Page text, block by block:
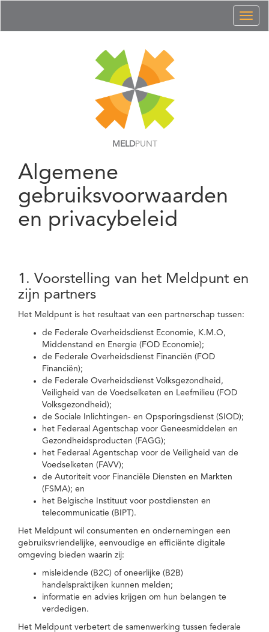
MELDPUNT
Algemene
gebruiksvoorwaarden
en privacybeleid
1. Voorstelling van het Meldpunt en
zijn partners
Het Meldpunt is het resultaat van een partnerschap tussen:
de Federale Overheidsdienst Economie, K.M.O,
Middenstand en Energie (FOD Economie);
de Federale Overheidsdienst Financiën (FOD
Financiën);
de Federale Overheidsdienst Volksgezondheid,
Veiligheid van de Voedselketen en Leefmilieu (FOD
Volksgezondheid);
de Sociale Inlichtingen- en Opsporingsdienst (SIOD);
het Federaal Agentschap voor Geneesmiddelen en
Gezondheidsproducten (FAGG);
het Federaal Agentschap voor de Veiligheid van de
Voedselketen (FAVV);
de Autoriteit voor Financiële Diensten en Markten
(FSMA); en
het Belgische Instituut voor postdiensten en
telecommunicatie (BIPT).
Het Meldpunt wil consumenten en ondernemingen een
gebruiksvriendelijke, eenvoudige en efficiënte digitale
omgeving bieden waarin zij:
misleidende (B2C) of oneerlijke (B2B)
handelspraktijken kunnen melden;
informatie en advies krijgen om hun belangen te
verdedigen.
Het Meldpunt verbetert de samenwerking tussen federale